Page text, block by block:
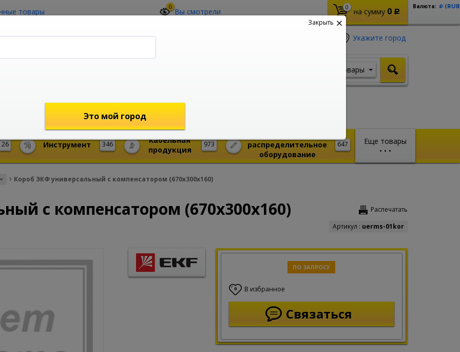
товары 0 Вы смотрели 0 на сумму 0 Р
Валюта: Р
Укажите город
shop@mireks.ru
Товары
Еще товары
• • •
26 346
Инструмент 973
Кабельная
продукция
647
распределительное
оборудование
Короб ЭКФ универсальный с компенсатором (670х300х160)
Распечатать
с компенсатором (670х300х160)
Артикул : uerms-01kor
ПО ЗАПРОСУ
0 В избранное
Связаться
Закрыть
Это мой город